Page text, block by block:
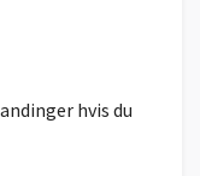
hvis du